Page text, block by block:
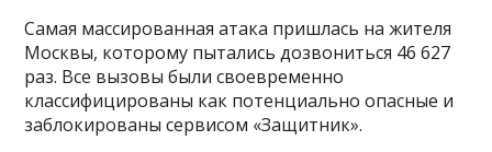
Самая массированная атака пришлась на жителя
Москвы, которому пытались дозвониться 46 627
раз. Все вызовы были своевременно
классифицированы как потенциально опасные и
заблокированы сервисом «Защитник».